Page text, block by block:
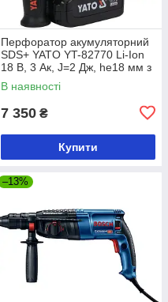
Перфоратор акумуляторний
SDS+ YATO YT-82770 Li-Ion
18 В, 3 Ак, J=2 Дж, he18 мм з
зарядним пристроєм
В наявності
7 350 ₴
Купити
–13%